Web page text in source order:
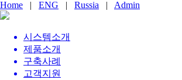
Home | ENG | Russia | Admin
시스템소개
제품소개
구축사례
고객지원